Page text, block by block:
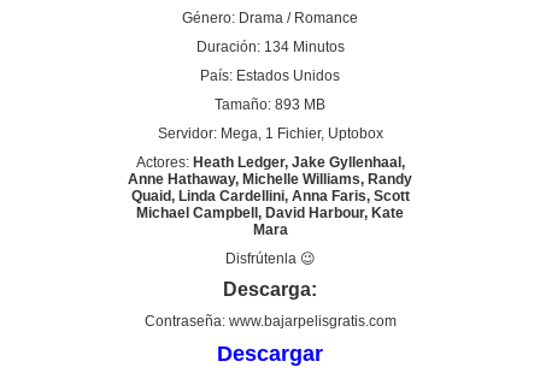
Género: Drama / Romance
Duración: 134 Minutos
País: Estados Unidos
Tamaño: 893 MB
Servidor: Mega, 1 Fichier, Uptobox
Actores: Heath Ledger, Jake Gyllenhaal,
Anne Hathaway, Michelle Williams, Randy
Quaid, Linda Cardellini, Anna Faris, Scott
Michael Campbell, David Harbour, Kate
Mara
Disfrútenla 😉
Descarga:
Contraseña: www.bajarpelisgratis.com
Descargar